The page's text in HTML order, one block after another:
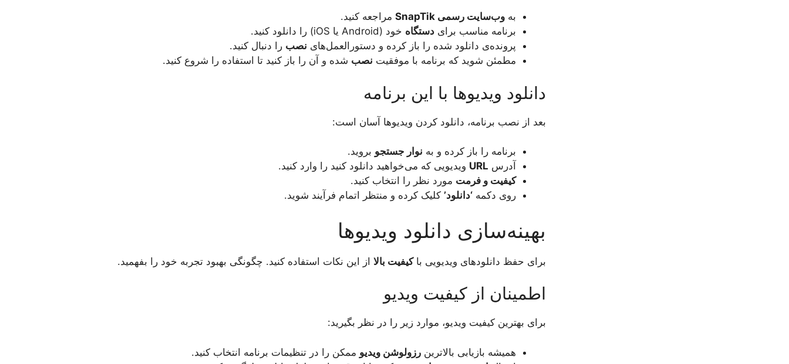
بهوب‌سایت رسمی SnapTik
مراجعه کنید.
برنامه مناسب برایدستگاه خود (Android یا iOS) را دانلود کنید.
پرونده‌ی دانلود شده را باز کرده و دستورالعمل‌های نصب را دنبال کنید.
مطمئن شوید که برنامه با موفقیت نصب شده و آن را باز کنید تا استفاده را شروع کنید.
دانلود ویدیوها با این برنامه
بعد از نصب برنامه، دانلود کردن ویدیوها آسان است:
برنامه را باز کرده و به نوار جستجو بروید.
آدرس URL ویدیویی که می‌خواهید دانلود کنید را وارد کنید.
کیفیت و فرمت مورد نظر را انتخاب کنید.
روی دکمه‘دانلود’ کلیک کرده و منتظر اتمام فرآیند شوید.
بهینه‌سازی دانلود ویدیوها
برای حفظ دانلودهای ویدیویی باکیفیت بالا از این نکات استفاده کنید. چگونگی بهبود تجربه خود را بفهمید.
اطمینان از کیفیت ویدیو
برای بهترین کیفیت ویدیو، موارد زیر را در نظر بگیرید:
همیشه بازیابی بالاترینرزولوشن ویدیو ممکن را در تنظیمات برنامه انتخاب کنید.